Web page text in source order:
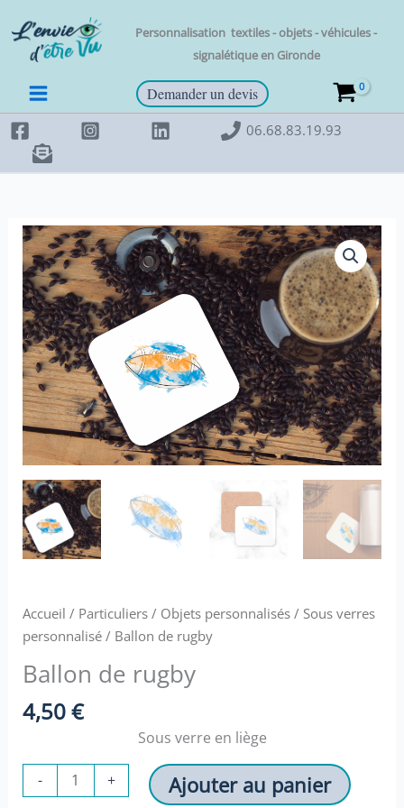
au
contenu
Personnalisation textiles - objets - véhicules -
signalétique en Gironde
Demander un devis
06.68.83.19.93
Accueil / Particuliers/ Objets personnalisés/ Sous verres
personnalisé/ Ballon de rugby
Ballon de rugby
4,50€
Sous verre en liège
-
quantité
de
+ Ajouter au panier
rugby